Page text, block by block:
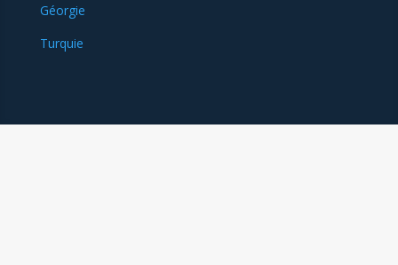
Géorgie
Turquie